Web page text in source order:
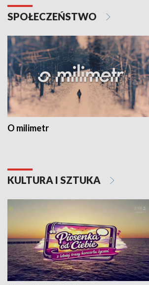
SPOŁECZEŃSTWO
O milimetr
KULTURA I SZTUKA